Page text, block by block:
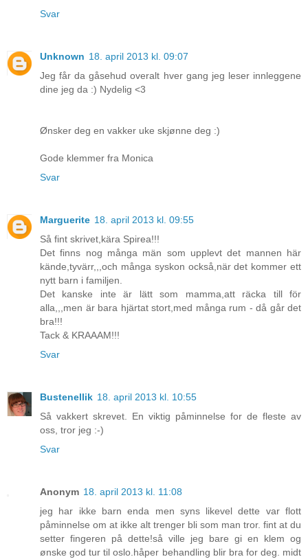
Svar
Unknown 18. april 2013 kl. 09:07
Jeg får da gåsehud overalt hver gang jeg leser innleggene
dine jeg da :) Nydelig <3
Ønsker deg en vakker uke skjønne deg :)
Gode klemmer fra Monica
Svar
Marguerite 18. april 2013 kl. 09:55
Så fint skrivet,kära Spirea!!!
Det finns nog många män som upplevt det mannen här
kände,tyvärr,,,och många syskon också,när det kommer ett
nytt barn i familjen.
Det kanske inte är lätt som mamma,att räcka till för
alla,,,men är bara hjärtat stort,med många rum - då går det
bra!!!
Tack & KRAAAM!!!
Svar
Bustenellik 18. april 2013 kl. 10:55
Så vakkert skrevet. En viktig påminnelse for de fleste av
oss, tror jeg :-)
Svar
Anonym 18. april 2013 kl. 11:08
jeg har ikke barn enda men syns likevel dette var flott
påminnelse om at ikke alt trenger bli som man tror. fint at du
setter fingeren på dette!så ville jeg bare gi en klem og
ønske god tur til oslo.håper behandling blir bra for deg. midt